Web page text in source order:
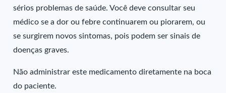
sérios problemas de saúde. Você deve consultar seu
médico se a dor ou febre continuarem ou piorarem, ou
se surgirem novos sintomas, pois podem ser sinais de
doenças graves.
Não administrar este medicamento diretamente na boca
do paciente.